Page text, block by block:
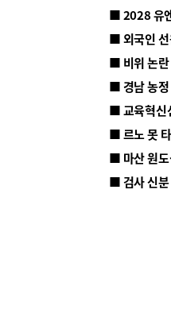
■ 2028 유
■ 외국인 선
■ 비위 논란
■ 르노 못
■ 마산 원도